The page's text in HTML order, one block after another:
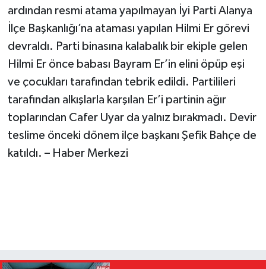
ardından resmi atama yapılmayan İyi Parti Alanya
İlçe Başkanlığı’na ataması yapılan Hilmi Er görevi
devraldı. Parti binasına kalabalık bir ekiple gelen
Hilmi Er önce babası Bayram Er’in elini öpüp eşi
ve çocukları tarafından tebrik edildi. Partilileri
tarafından alkışlarla karşılan Er’i partinin ağır
toplarından Cafer Uyar da yalnız bırakmadı. Devir
teslime önceki dönem ilçe başkanı Şefik Bahçe de
katıldı. – Haber Merkezi